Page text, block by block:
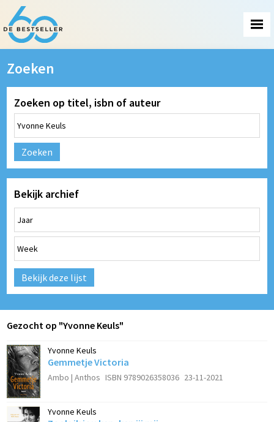
Zoeken
Zoeken op titel, isbn of auteur
Zoeken
Bekijk archief
Bekijk deze lijst
Gezocht op "Yvonne Keuls"
Yvonne Keuls
Gemmetje Victoria
Ambo | Anthos ISBN 9789026358036 23-11-2021
Yvonne Keuls